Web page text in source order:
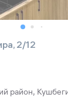
2/12
район,